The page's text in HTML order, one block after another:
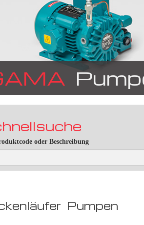
oder Beschreibung
Pumpen